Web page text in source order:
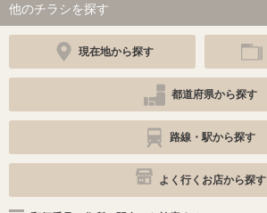
他のチラシを探す
現在地から探す
都道府県から探す
路線・駅から探す
よく行くお店から探す